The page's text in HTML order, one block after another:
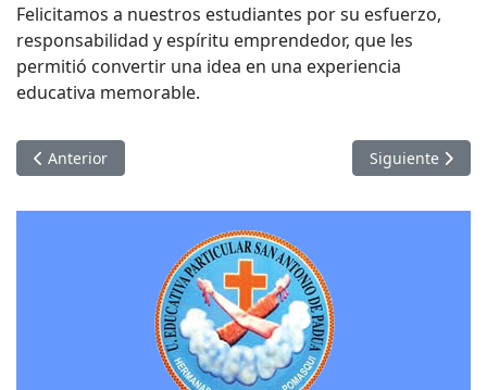
Felicitamos a nuestros estudiantes por su esfuerzo,
responsabilidad y espíritu emprendedor, que les
permitió convertir una idea en una experiencia
educativa memorable.
Artículo anterior: Clausura Nuestros Pequeños
Anterior Artículo
Siguiente